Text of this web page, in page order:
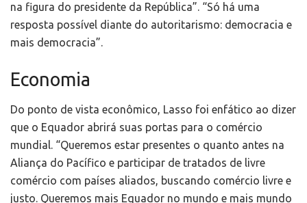
na figura do presidente da República”. “Só há uma
resposta possível diante do autoritarismo: democracia e
mais democracia”.
Economia
Do ponto de vista econômico, Lasso foi enfático ao dizer
que o Equador abrirá suas portas para o comércio
mundial. “Queremos estar presentes o quanto antes na
Aliança do Pacífico e participar de tratados de livre
comércio com países aliados, buscando comércio livre e
justo. Queremos mais Equador no mundo e mais mundo